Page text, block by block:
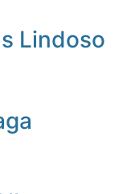
Lindoso